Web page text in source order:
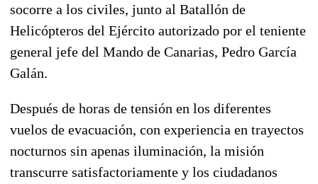
socorre a los civiles, junto al Batallón de
Helicópteros del Ejército autorizado por el teniente
general jefe del Mando de Canarias, Pedro García
Galán.
Después de horas de tensión en los diferentes
vuelos de evacuación, con experiencia en trayectos
nocturnos sin apenas iluminación, la misión
transcurre satisfactoriamente y los ciudadanos